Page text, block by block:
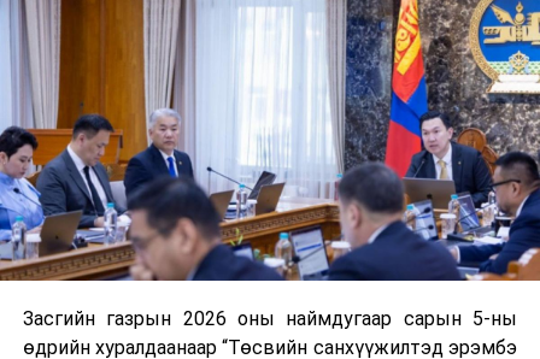
Хуулийг зөрчиж дуудлага хийсэн хувь хүнийг нэг
дуудлага тутамд 75 мянга хүртэлх евро, аж ахуйн
нэгжийг 375 мянга хүртэлх еврогоор торгох
боломжтой. Харин хэрэглэгч өөрөө зөвшөөрсөн,
эсвэл тухайн компанитай өмнө нь гэрээний
харилцаатай бөгөөд шинэ үйлчилгээ санал болгож
буй тохиолдолд хориг үйлчлэхгүй. Иргэд
зөвшөөрөлгүй дуудлагын талаар төрийн цахим
хуудсаар мэдээлэх боломжтой.
Шинэ хууль Францын зах зээлд үйлчилдэг гадаадын
дуудлагын төвүүдэд нөлөөлөхөөр байна. Тухайлбал,
Засгийн газрын 2026 оны наймдугаар сарын 5-ны
өдрийн хуралдаанаар “Төсвийн санхүүжилтэд эрэмбэ